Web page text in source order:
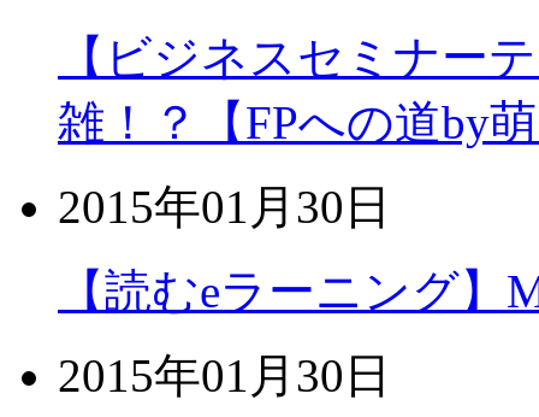
【ビジネスセミナー
雑！？【FPへの道by
2015年01月30日
【読むeラーニング】
2015年01月30日